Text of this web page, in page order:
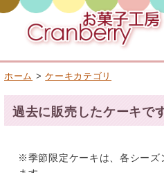
ホーム >ケーキカテゴリ
過去に販売したケーキで
※季節限定ケーキは、各シーズ